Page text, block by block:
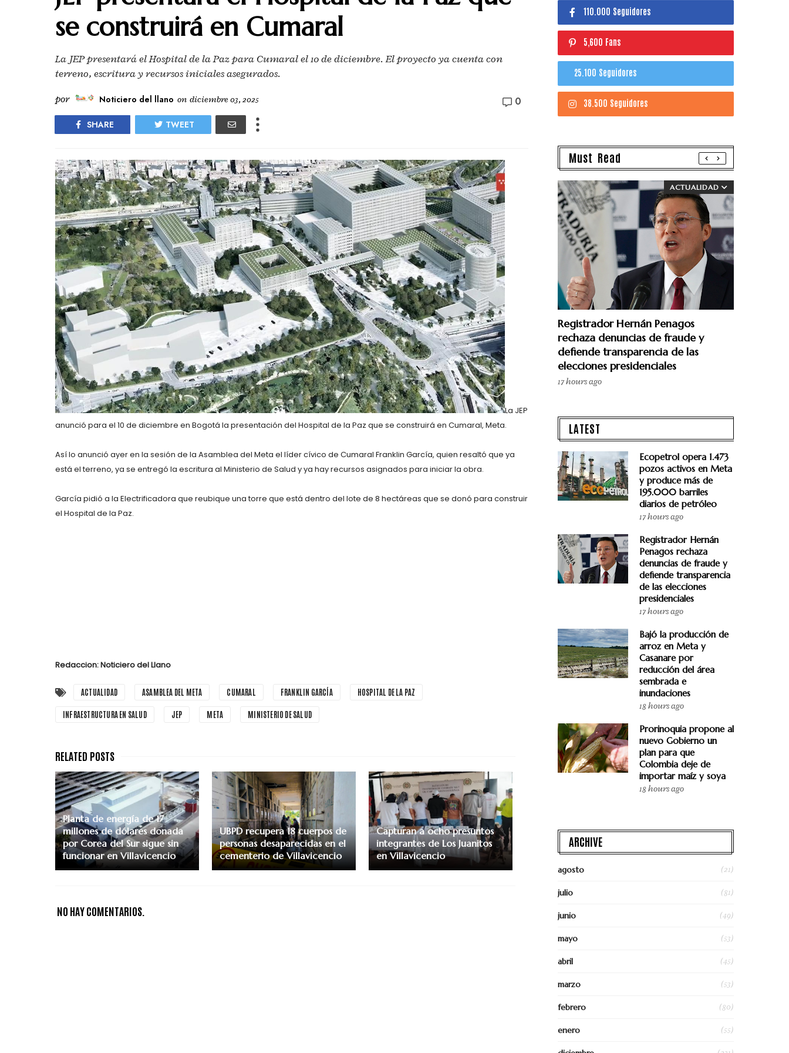
se construirá en Cumaral
La JEP presentará el Hospital de la Paz para Cumaral el 10 de diciembre. El proyecto ya cuenta con
terreno, escritura y recursos iniciales asegurados.
por Noticiero del llano on diciembre 03, 2025 0
SHARE TWEET
La JEP
anunció para el 10 de diciembre en Bogotá la presentación del Hospital de la Paz que se construirá en Cumaral, Meta.
Así lo anunció ayer en la sesión de la Asamblea del Meta el líder cívico de Cumaral Franklin García, quien resaltó que ya
está el terreno, ya se entregó la escritura al Ministerio de Salud y ya hay recursos asignados para iniciar la obra.
García pidió a la Electrificadora que reubique una torre que está dentro del lote de 8 hectáreas que se donó para construir
el Hospital de la Paz.
Redaccion: Noticiero del Llano
ACTUALIDAD ASAMBLEA DEL META CUMARAL FRANKLIN GARCÍA HOSPITAL DE LA PAZ
INFRAESTRUCTURA EN SALUD JEP META MINISTERIO DE SALUD
Planta de energía de 17
millones de dólares donada
por Corea del Sur sigue sin
funcionar en Villavicencio
UBPD recupera 18 cuerpos de
personas desaparecidas en el
cementerio de Villavicencio
Capturan a ocho presuntos
integrantes de Los Juanitos
en Villavicencio
NO HAY COMENTARIOS.
110.000 Seguidores
5,600 Fans
25.100 Seguidores
38.500 Seguidores
Must Read
ACTUALIDAD
Registrador Hernán Penagos
rechaza denuncias de fraude y
defiende transparencia de las
elecciones presidenciales
17 hours ago
LATEST
Ecopetrol opera 1.473
pozos activos en Meta
y produce más de
195.000 barriles
diarios de petróleo
17 hours ago
Registrador Hernán
Penagos rechaza
denuncias de fraude y
defiende transparencia
de las elecciones
presidenciales
17 hours ago
Bajó la producción de
arroz en Meta y
Casanare por
reducción del área
sembrada e
inundaciones
18 hours ago
Prorinoquia propone al
nuevo Gobierno un
plan para que
Colombia deje de
importar maíz y soya
18 hours ago
ARCHIVE
agosto (21)
julio (81)
junio (49)
mayo (53)
abril (45)
marzo (53)
febrero (80)
enero (55)